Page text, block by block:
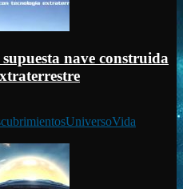
nave construida
UniversoVida